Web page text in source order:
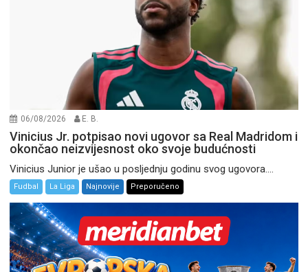
06/08/2026 E. B.
Vinicius Jr. potpisao novi ugovor sa Real Madridom i
okončao neizvijesnost oko svoje budućnosti
Vinicius Junior je ušao u posljednju godinu svog ugovora....
Fudbal La Liga Najnovije Preporučeno